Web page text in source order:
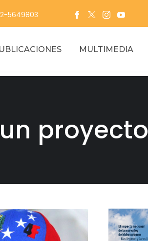
5649803
MULTIMEDIA
proyecto